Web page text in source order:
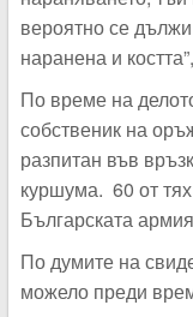
вероятно се
наранена и
По време на
собственик на
разпитан във
куршума. 60 от
Българската
По думите на
можело преди